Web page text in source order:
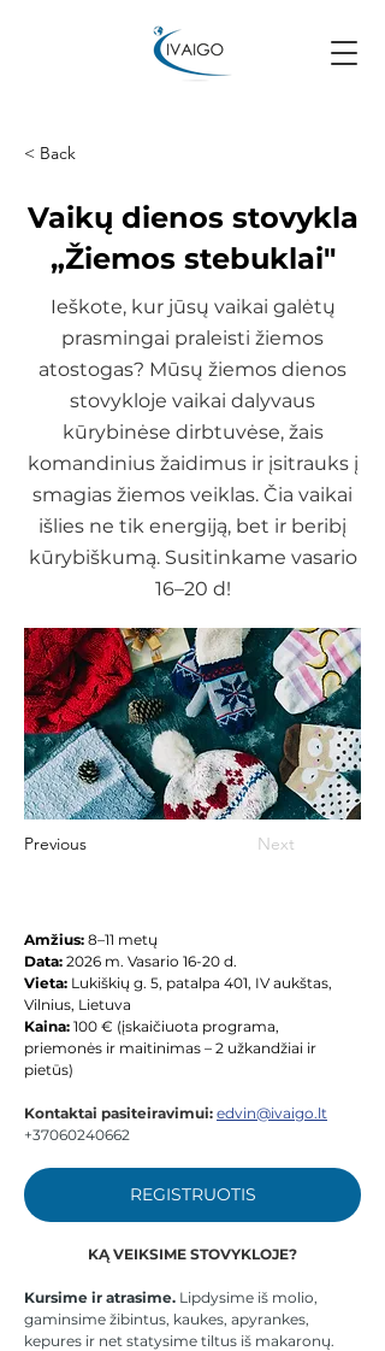
< Back
Vaikų dienos stovykla
„Žiemos stebuklai"
Ieškote, kur jūsų vaikai galėtų
prasmingai praleisti žiemos
atostogas? Mūsų žiemos dienos
stovykloje vaikai dalyvaus
kūrybinėse dirbtuvėse, žais
komandinius žaidimus ir įsitrauks į
smagias žiemos veiklas. Čia vaikai
išlies ne tik energiją, bet ir beribį
kūrybiškumą. Susitinkame vasario
16–20 d!
Previous Next
Amžius: 8–11 metų
Data: 2026 m. Vasario 16-20 d.
Vieta: Lukiškių g. 5, patalpa 401, IV aukštas,
Vilnius, Lietuva
Kaina: 100 € (įskaičiuota programa,
priemonės ir maitinimas – 2 užkandžiai ir
pietūs)
Kontaktai pasiteiravimui: edvin@ivaigo.lt
+37060240662
REGISTRUOTIS
KĄ VEIKSIME STOVYKLOJE?
Kursime ir atrasime. Lipdysime iš molio,
gaminsime žibintus, kaukes, apyrankes,
kepures ir net statysime tiltus iš makaronų.